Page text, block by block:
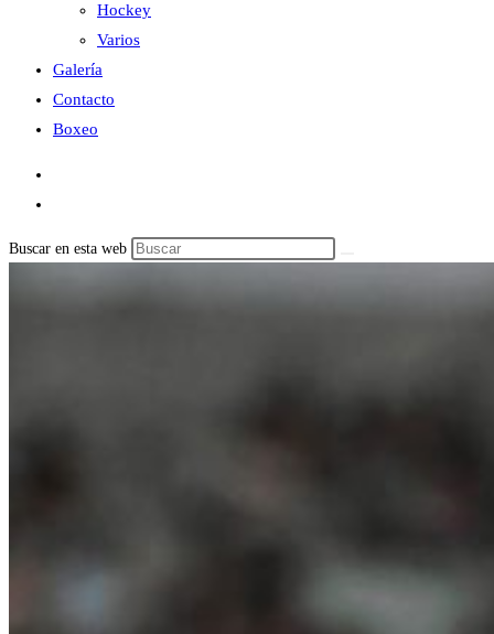
Hockey
Varios
Galería
Contacto
Boxeo
Buscar en esta web